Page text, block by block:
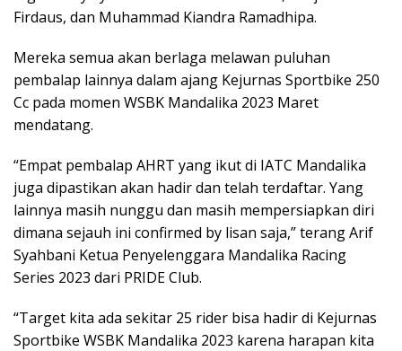
Firdaus, dan Muhammad Kiandra Ramadhipa.
Mereka semua akan berlaga melawan puluhan
pembalap lainnya dalam ajang Kejurnas Sportbike 250
Cc pada momen WSBK Mandalika 2023 Maret
mendatang.
“Empat pembalap AHRT yang ikut di IATC Mandalika
juga dipastikan akan hadir dan telah terdaftar. Yang
lainnya masih nunggu dan masih mempersiapkan diri
dimana sejauh ini confirmed by lisan saja,” terang Arif
Syahbani Ketua Penyelenggara Mandalika Racing
Series 2023 dari PRIDE Club.
“Target kita ada sekitar 25 rider bisa hadir di Kejurnas
Sportbike WSBK Mandalika 2023 karena harapan kita